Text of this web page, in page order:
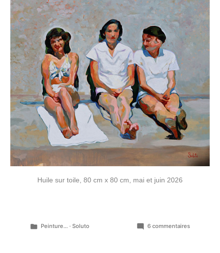
Huile sur toile, 80 cm x 80 cm, mai et juin 2026
Publié
Peinture...· Soluto 6 commentairessur